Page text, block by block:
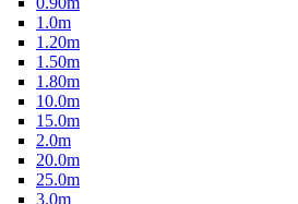
1.0m
1.20m
1.50m
1.80m
10.0m
15.0m
2.0m
20.0m
25.0m
3.0m